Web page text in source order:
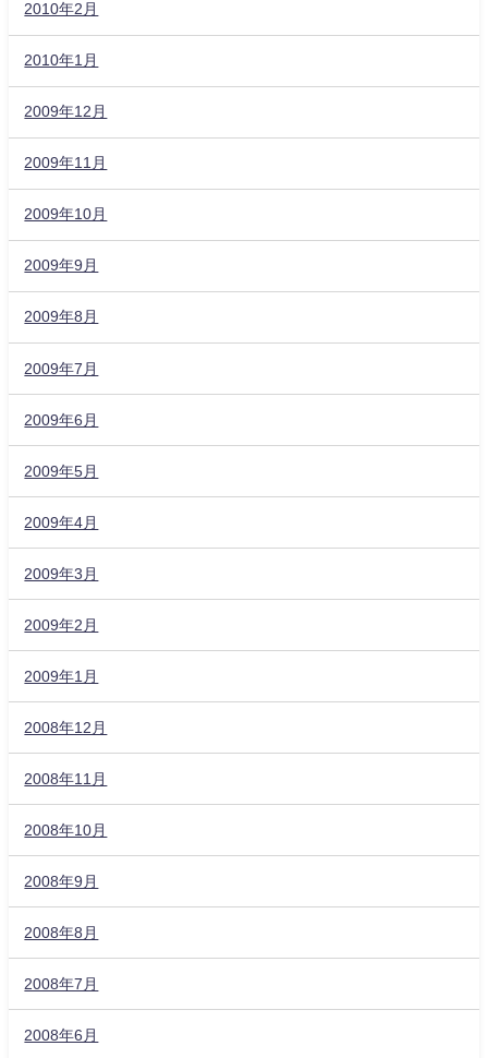
2010年2月
2010年1月
2009年12月
2009年11月
2009年10月
2009年9月
2009年8月
2009年7月
2009年6月
2009年5月
2009年4月
2009年3月
2009年2月
2009年1月
2008年12月
2008年11月
2008年10月
2008年9月
2008年8月
2008年7月
2008年6月